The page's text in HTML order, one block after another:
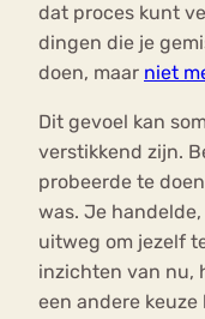
dat proces kunt
dingen die je
doen, maar niet
Dit gevoel kan
verstikkend zijn.
probeerde te
was. Je
uitweg om jezelf
inzichten van nu,
een andere keuze